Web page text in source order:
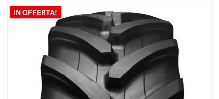
IN OFFERTA!